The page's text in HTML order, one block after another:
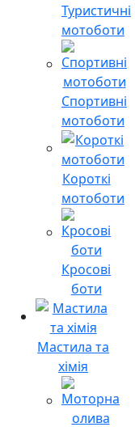
Туристичні
мотоботи
Спортивні
мотоботи
Короткі
мотоботи
Кросові
боти
Мастила та
хімія